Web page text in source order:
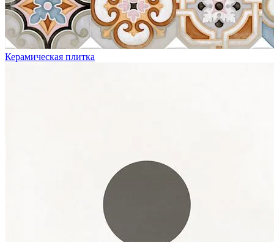
Керамическая плитка